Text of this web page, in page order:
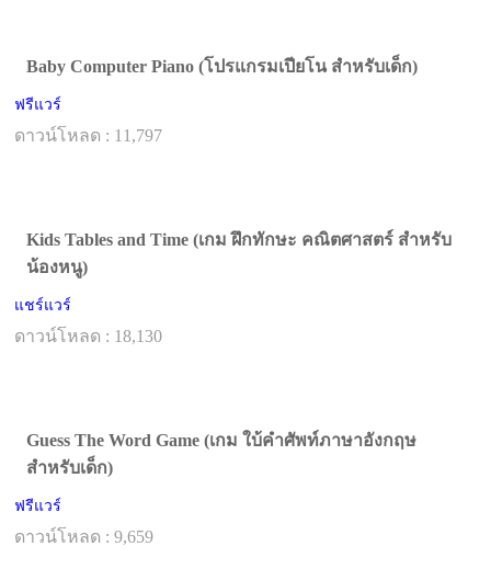
Baby Computer Piano (โปรแกรมเปียโน สำหรับเด็ก)
ฟรีแวร์
ดาวน์โหลด : 11,797
Kids Tables and Time (เกม ฝึกทักษะ คณิตศาสตร์ สำหรับ
น้องหนู)
แชร์แวร์
ดาวน์โหลด : 18,130
Guess The Word Game (เกม ใบ้คำศัพท์ภาษาอังกฤษ
สำหรับเด็ก)
ฟรีแวร์
ดาวน์โหลด : 9,659